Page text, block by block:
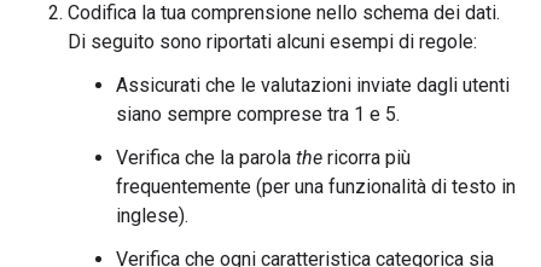
Codifica la tua comprensione nello schema dei dati.
Di seguito sono riportati alcuni esempi di regole:
Assicurati che le valutazioni inviate dagli utenti
siano sempre comprese tra 1 e 5.
Verifica che la parola the ricorra più
frequentemente (per una funzionalità di testo in
inglese).
Verifica che ogni caratteristica categorica sia